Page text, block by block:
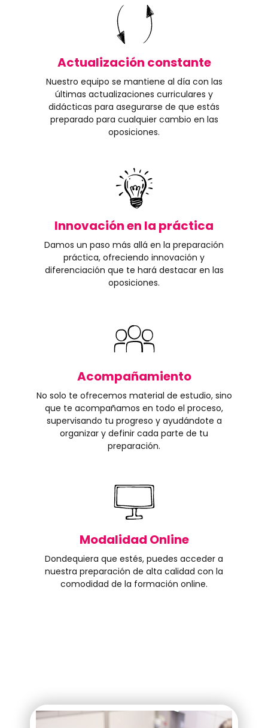
Actualización constante
Nuestro equipo se mantiene al día con las
últimas actualizaciones curriculares y
didácticas para asegurarse de que estás
preparado para cualquier cambio en las
oposiciones.
Innovación en la práctica
Damos un paso más allá en la preparación
práctica, ofreciendo innovación y
diferenciación que te hará destacar en las
oposiciones.
Acompañamiento
No solo te ofrecemos material de estudio, sino
que te acompañamos en todo el proceso,
supervisando tu progreso y ayudándote a
organizar y definir cada parte de tu
preparación.
Modalidad Online
Dondequiera que estés, puedes acceder a
nuestra preparación de alta calidad con la
comodidad de la formación online.